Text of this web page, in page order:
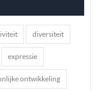
diversiteit
expressie
ontwikkeling